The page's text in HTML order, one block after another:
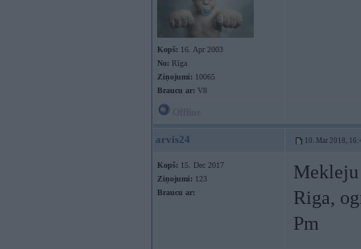
Kopš: 16. Apr 2003
No: Rīga
Ziņojumi: 10065
Braucu ar: V8
arvis24 10. Mar 2018,
Kopš: 15. Dec 2017
Ziņojumi: 123
Braucu ar:
Mekleju
Riga,
Pm